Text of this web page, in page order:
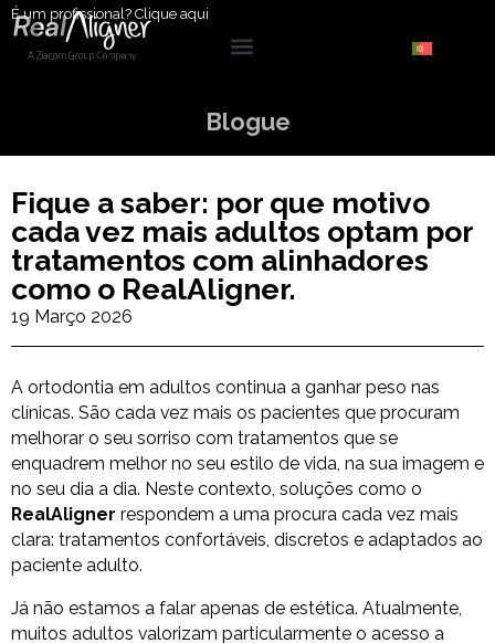
É um profissional? Clique aqui
Blogue
Fique a saber: por que motivo
cada vez mais adultos optam por
tratamentos com alinhadores
como o RealAligner.
19 Março 2026
A ortodontia em adultos continua a ganhar peso nas
clínicas. São cada vez mais os pacientes que procuram
melhorar o seu sorriso com tratamentos que se
enquadrem melhor no seu estilo de vida, na sua imagem e
no seu dia a dia. Neste contexto, soluções como o
RealAligner respondem a uma procura cada vez mais
clara: tratamentos confortáveis, discretos e adaptados ao
paciente adulto.
Já não estamos a falar apenas de estética. Atualmente,
muitos adultos valorizam particularmente o acesso a